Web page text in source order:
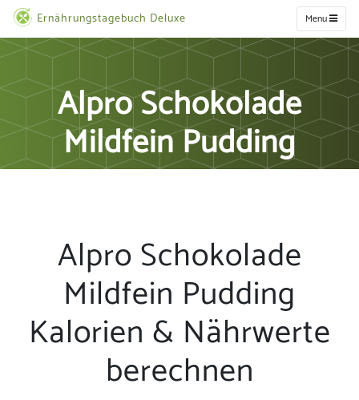
Ernährungstagebuch Deluxe Menu
Alpro Schokolade
Mildfein Pudding
Alpro Schokolade
Mildfein Pudding
Kalorien & Nährwerte
berechnen